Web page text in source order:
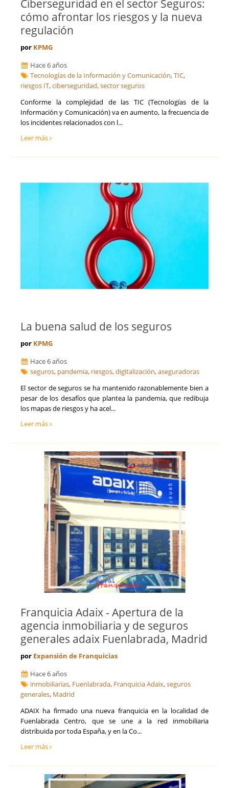
Ciberseguridad en el sector Seguros:
cómo afrontar los riesgos y la nueva
regulación
por KPMG
Hace 6 años
Tecnologías de la Información y Comunicación,TIC,
riesgos IT,ciberseguridad,sector seguros
Conforme la complejidad de las TIC (Tecnologías de la
Información y Comunicación) va en aumento, la frecuencia de
los incidentes relacionados con l...
Leer más
La buena salud de los seguros
por KPMG
Hace 6 años
seguros, pandemia, riesgos,digitalización,aseguradoras
El sector de seguros se ha mantenido razonablemente bien a
pesar de los desafíos que plantea la pandemia, que redibuja
los mapas de riesgos y ha acel...
Leer más
Franquicia Adaix - Apertura de la
agencia inmobiliaria y de seguros
generales adaix Fuenlabrada, Madrid
por Expansión de Franquicias
Hace 6 años
inmobiliarias, Fuenlabrada, Franquicia Adaix,seguros
generales, Madrid
ADAIX ha firmado una nueva franquicia en la localidad de
Fuenlabrada Centro, que se une a la red inmobiliaria
distribuida por toda España, y en la Co...
Leer más